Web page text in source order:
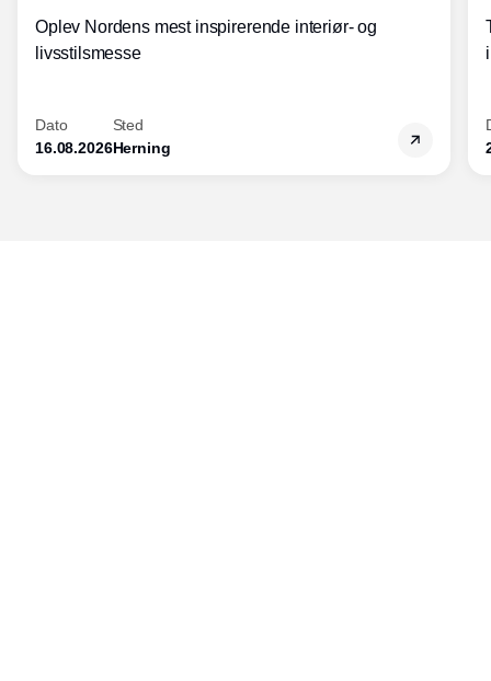
Oplev Nordens mest inspirerende interiør- og
livsstilsmesse
Dato
16.08.2026
Sted
Herning